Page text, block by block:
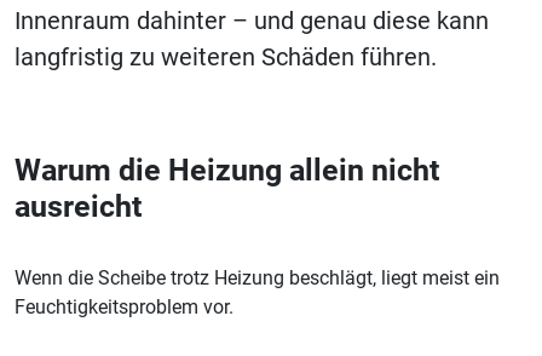
Innenraum dahinter – und genau diese kann
langfristig zu weiteren Schäden führen.
Warum die Heizung allein nicht
ausreicht
Wenn die Scheibe trotz Heizung beschlägt, liegt meist ein
Feuchtigkeitsproblem vor.